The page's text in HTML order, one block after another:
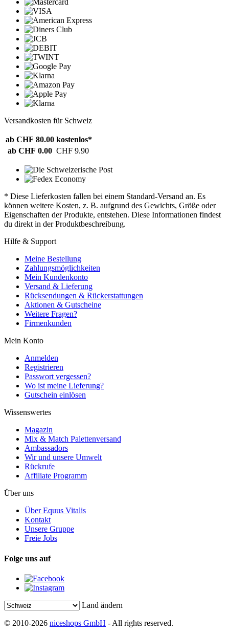
Versandkosten für Schweiz
ab CHF 80.00 kostenlos*
ab CHF 0.00 CHF 9.90
* Diese Lieferkosten fallen bei einem Standard-Versand an. Es
können weitere Kosten, z. B. aufgrund des Gewichts, Größe oder
Eigenschaften der Produkte, entstehen. Diese Informationen findest
du direkt in der Produktbeschreibung.
Hilfe & Support
Meine Bestellung
Zahlungsmöglichkeiten
Mein Kundenkonto
Versand & Lieferung
Rücksendungen & Rückerstattungen
Aktionen & Gutscheine
Weitere Fragen?
Firmenkunden
Mein Konto
Anmelden
Registrieren
Passwort vergessen?
Wo ist meine Lieferung?
Gutschein einlösen
Wissenswertes
Magazin
Mix & Match Palettenversand
Ambassadors
Wir und unsere Umwelt
Rückrufe
Affiliate Programm
Über uns
Über Equus Vitalis
Kontakt
Unsere Gruppe
Freie Jobs
Folge uns auf
Land ändern
© 2010-2026 niceshops GmbH - All rights reserved.